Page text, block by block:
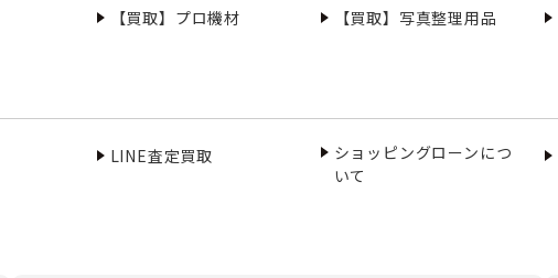
【買取】プロ機材 【買取】写真整理用品
LINE査定買取
ショッピングローンにつ
いて